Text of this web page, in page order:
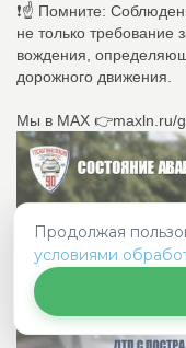
❗️☝ Помните:
не только требование
вождения,
дорожного движения.
Мы в МАХ 👉maxln.ru/
Продолжая
условиями